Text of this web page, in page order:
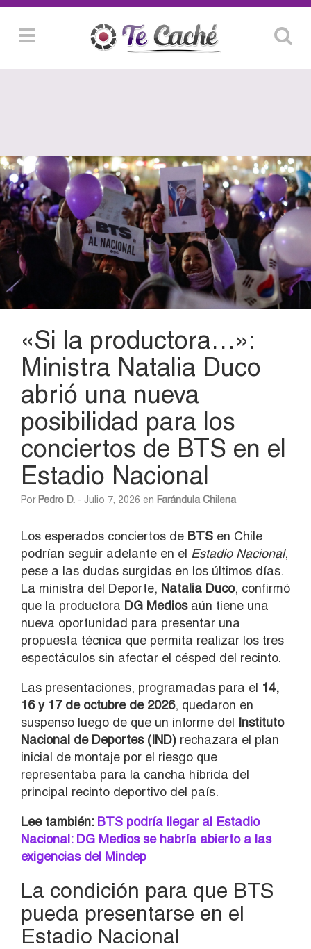
«Si la productora…»:
Ministra Natalia Duco
abrió una nueva
posibilidad para los
conciertos de BTS en el
Estadio Nacional
Por Pedro D. - Julio 7, 2026 en Farándula Chilena
Los esperados conciertos de BTS en Chile
podrían seguir adelante en el Estadio Nacional,
pese a las dudas surgidas en los últimos días.
La ministra del Deporte, Natalia Duco, confirmó
que la productora DG Mediosaún tiene una
nueva oportunidad para presentar una
propuesta técnica que permita realizar los tres
espectáculos sin afectar el césped del recinto.
Las presentaciones, programadas para el 14,
16 y 17 de octubre de 2026, quedaron en
suspenso luego de que un informe del Instituto
Nacional de Deportes (IND) rechazara el plan
inicial de montaje por el riesgo que
representaba para la cancha híbrida del
principal recinto deportivo del país.
Lee también: BTS podría llegar al Estadio
Nacional: DG Medios se habría abierto a las
exigencias del Mindep
La condición para que BTS
pueda presentarse en el
Estadio Nacional